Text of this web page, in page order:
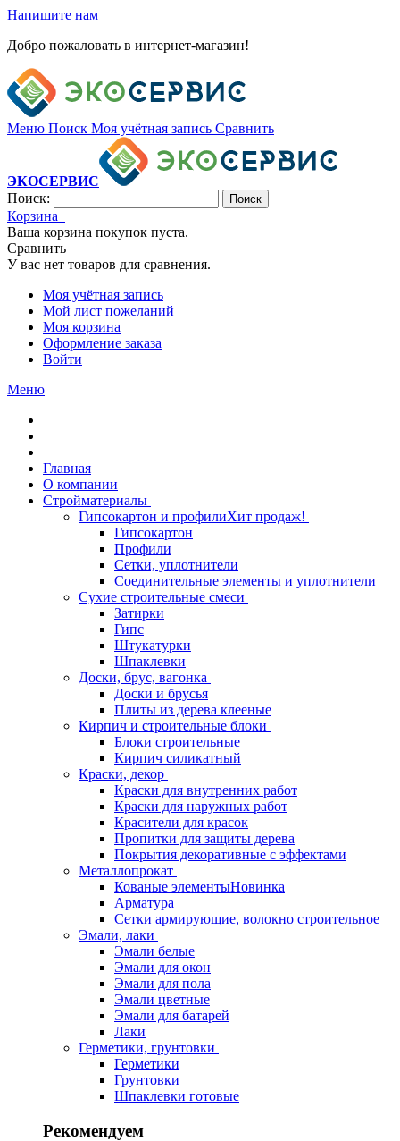
Напишите нам
Добро пожаловать в интернет-магазин!
Меню Поиск Моя учётная запись Сравнить
ЭКОСЕРВИС
Поиск:
Поиск
Корзина
Ваша корзина покупок пуста.
Сравнить
У вас нет товаров для сравнения.
Моя учётная запись
Мой лист пожеланий
Моя корзина
Оформление заказа
Войти
Меню
Главная
О компании
Стройматериалы
Гипсокартон и профилиХит продаж!
Гипсокартон
Профили
Сетки, уплотнители
Соединительные элементы и уплотнители
Сухие строительные смеси
Затирки
Гипс
Штукатурки
Шпаклевки
Доски, брус, вагонка
Доски и брусья
Плиты из дерева клееные
Кирпич и строительные блоки
Блоки строительные
Кирпич силикатный
Краски, декор
Краски для внутренних работ
Краски для наружных работ
Красители для красок
Пропитки для защиты дерева
Покрытия декоративные с эффектами
Металлопрокат
Кованые элементыНовинка
Арматура
Сетки армирующие, волокно строительное
Эмали, лаки
Эмали белые
Эмали для окон
Эмали для пола
Эмали цветные
Эмали для батарей
Лаки
Герметики, грунтовки
Герметики
Грунтовки
Шпаклевки готовые
Рекомендуем